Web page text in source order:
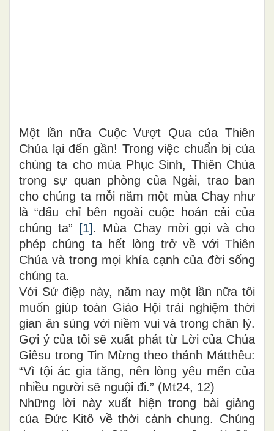
Một lần nữa Cuộc Vượt Qua của Thiên
Chúa lại đến gần! Trong việc chuẩn bị của
chúng ta cho mùa Phục Sinh, Thiên Chúa
trong sự quan phòng của Ngài, trao ban
cho chúng ta mỗi năm một mùa Chay như
là “dấu chỉ bên ngoài cuộc hoán cải của
chúng ta” [1]. Mùa Chay mời gọi và cho
phép chúng ta hết lòng trở về với Thiên
Chúa và trong mọi khía cạnh của đời sống
chúng ta.
Với Sứ điệp này, năm nay một lần nữa tôi
muốn giúp toàn Giáo Hội trải nghiệm thời
gian ân sủng với niềm vui và trong chân lý.
Gợi ý của tôi sẽ xuất phát từ Lời của Chúa
Giêsu trong Tin Mừng theo thánh Mátthêu:
“Vì tội ác gia tăng, nên lòng yêu mến của
nhiều người sẽ nguội đi.” (Mt24, 12)
Những lời này xuất hiện trong bài giảng
của Đức Kitô về thời cánh chung. Chúng